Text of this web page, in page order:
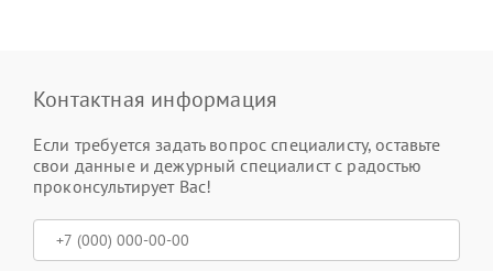
Контактная информация
Если требуется задать вопрос специалисту, оставьте
свои данные и дежурный специалист с радостью
проконсультирует Вас!